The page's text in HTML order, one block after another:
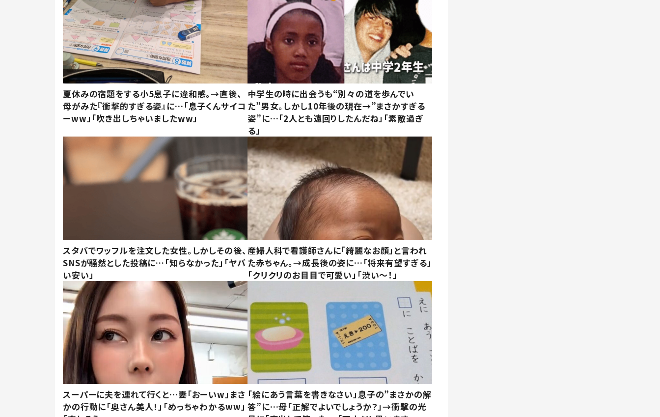
夏休みの宿題をする小5息子に違和感。→直後、
母がみた『衝撃的すぎる姿』に…「息子くんサイコ
ーww」「吹き出しちゃいましたww」
中学生の時に出会うも“別々の道を歩んでい
た”男女。しかし10年後の現在→”まさかすぎる
姿”に…「2人とも遠回りしたんだね」「素敵過ぎ
る」
スタバでワッフルを注文した女性。しかしその後、
SNSが騒然とした投稿に…「知らなかった」「ヤバ
い安い」
産婦人科で看護師さんに「綺麗なお顔」と言われ
た赤ちゃん。→成長後の姿に…「将来有望すぎる」
「クリクリのお目目で可愛い」「渋い～！」
スーパーに夫を連れて行くと…妻「おーいw」まさ
かの行動に「奥さん美人！」「めっちゃわかるww」
「絵にあう言葉を書きなさい」息子の”まさかの解
答”に…母「正解でよいでしょうか？」→衝撃の光